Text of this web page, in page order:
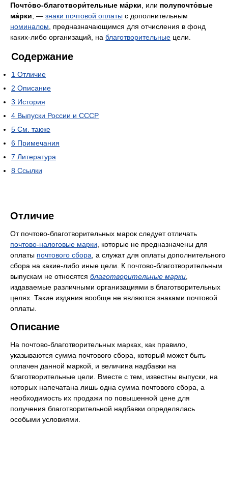
Почто́во-благотвори́тельные ма́рки , или полупочто́вые
ма́рки , — знаки почтовой оплаты с дополнительным
номиналом , предназначающимся для отчисления в фонд
каких-либо организаций, на благотворительные цели.
Содержание
1 Отличие
2 Описание
3 История
4 Выпуски России и СССР
5 См. также
6 Примечания
7 Литература
8 Ссылки
Отличие
От почтово-благотворительных марок следует отличать
почтово-налоговые марки , которые не предназначены для
оплаты почтового сбора , а служат для оплаты дополнительного
сбора на какие-либо иные цели. К почтово-благотворительным
выпускам не относятся благотворительные марки
издаваемые различными организациями в благотворительных
целях. Такие издания вообще не являются знаками почтовой
оплаты.
Описание
На почтово-благотворительных марках, как правило,
указываются сумма почтового сбора, который может быть
оплачен данной маркой, и величина надбавки на
благотворительные цели. Вместе с тем, известны выпуски, на
которых напечатана лишь одна сумма почтового сбора, а
необходимость их продажи по повышенной цене для
получения благотворительной надбавки определялась
особыми условиями.